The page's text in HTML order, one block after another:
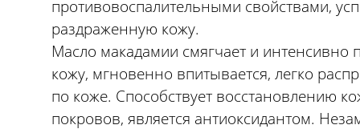
противовоспалительными свойствами,
раздраженную кожу.
Масло макадамии смягчает и интенсивно
кожу, мгновенно впитывается, легко
по коже. Способствует восстановлению
покровов, является антиоксидантом.